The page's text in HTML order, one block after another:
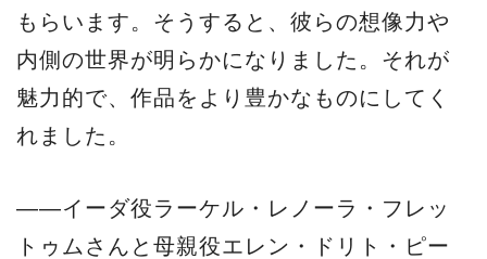
もらいます。そうすると、彼らの想像力や
内側の世界が明らかになりました。それが
魅力的で、作品をより豊かなものにしてく
れました。
——イーダ役ラーケル・レノーラ・フレッ
トゥムさんと母親役エレン・ドリト・ピー